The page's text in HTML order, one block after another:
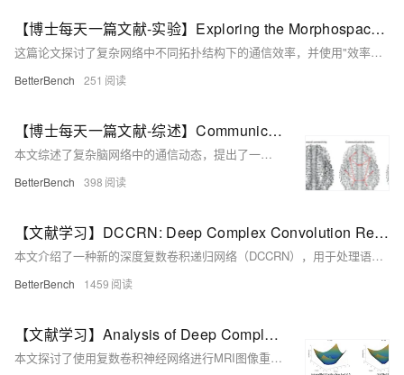
【博士每天一篇文献-实验】Exploring the Morphospace of Communication Efficiency in Complex Networks
这篇论文探讨了复杂网络中不同拓扑结构下的通信效率，并使用"效率形态空间"来分析网络拓扑与效率度量之间的关系，得出结论表明通信效率与网络结构紧密相关。
BetterBench 251
【博士每天一篇文献-综述】Communication dynamics in complex brain networks
本文综述了复杂脑网络中的通信动态，提出了一个将通信动态视为结构连接和功能连接之间必要联系的概念框架，探讨了结构网络的局部和全局拓扑属性如何支持网络通信模式，以及网络拓扑与动态模型之间的相互作用如何提供对大脑信息转换和处理机制的额外洞察。
BetterBench 398
【文献学习】DCCRN: Deep Complex Convolution Recurrent Network for Phase-Aware Speech Enhancement
本文介绍了一种新的深度复数卷积递归网络（DCCRN），用于处理语音增强问题，特别是针对低模型复杂度的实时处理。
BetterBench 1459
【文献学习】Analysis of Deep Complex-Valued Convolutional Neural Networks for MRI Reconstruction
本文探讨了使用复数卷积神经网络进行MRI图像重建的方法，强调了复数网络在保留相位信息和减少参数数量方面的优势，并通过实验分析了不同的复数激活函数、网络宽度、深度以及结构对模型性能的影响，得出复数模型在MRI重建任务中相对于实数模型具有更优性能的结论。